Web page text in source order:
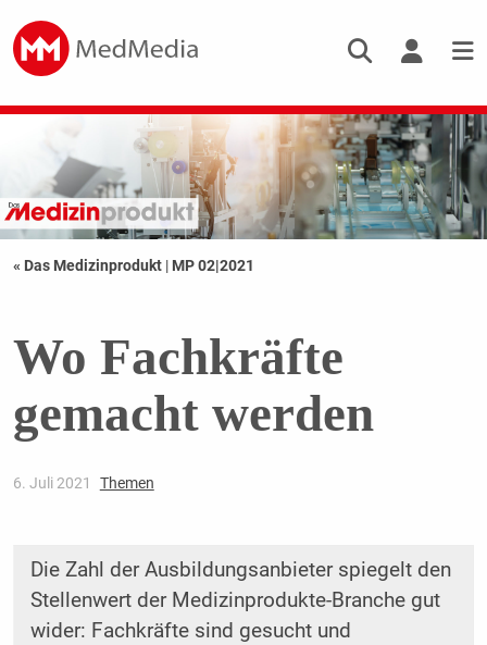
« Das Medizinprodukt | MP 02|2021
Wo Fachkräfte
gemacht werden
6. Juli 2021 Themen
Die Zahl der Ausbildungsanbieter spiegelt den
Stellenwert der ­Medizinprodukte-Branche gut
wider: Fachkräfte sind gesucht und